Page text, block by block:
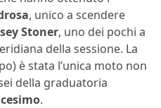
, unico a scendere
Stoner, uno dei pochi a
della sessione. La
è stata l’unica moto non
della graduatoria
.